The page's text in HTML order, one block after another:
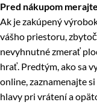
Pred nákupom merajte
Ak je zakúpený
vášho priestoru,
nevyhnutné zmerať
hrať. Predtým, ako sa
online, zaznamenajte
hlavy pri vrátení a